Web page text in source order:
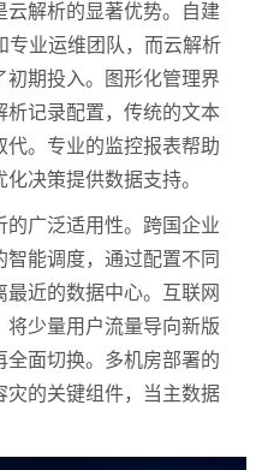
解析的显著优势。自建
专业运维团队，而云解析
初期投入。图形化管理界
析记录配置，传统的文本
。专业的监控报表帮助
决策提供数据支持。
的广泛适用性。跨国企业
能调度，通过配置不同
近的数据中心。互联网
将少量用户流量导向新版
面切换。多机房部署的
灾的关键组件，当主数据